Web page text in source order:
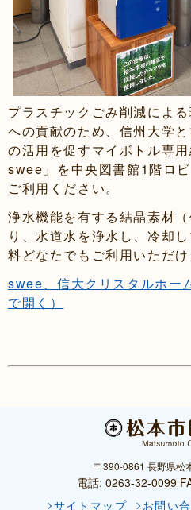
プラスチックごみ削減によ
への貢献のため、信州大学
の活用を促すマイボトル専
swee」を中央図書館1階ロ
ご利用ください。
浄水機能を有する結晶素材
り、水道水を浄水し、冷却
料どなたでもご利用いただけ
swee、信大クリスタルホー
で開く）
〒390-0861 長野県松
電話: 0263-32-0099
サイトマップ
お問い